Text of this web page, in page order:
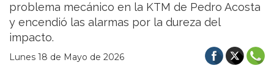
problema mecánico en la KTM de Pedro Acosta
y encendió las alarmas por la dureza del
impacto.
Lunes 18 de Mayo de 2026